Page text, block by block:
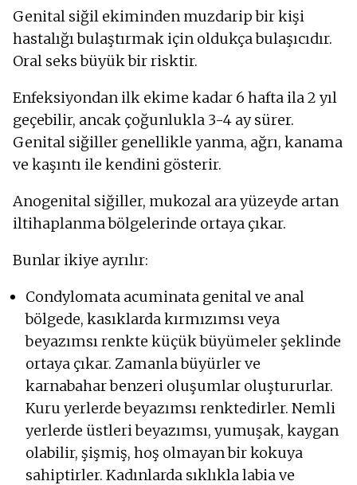
Genital siğil ekiminden muzdarip bir kişi
hastalığı bulaştırmak için oldukça bulaşıcıdır.
Oral seks büyük bir risktir.
Enfeksiyondan ilk ekime kadar 6 hafta ila 2 yıl
geçebilir, ancak çoğunlukla 3-4 ay sürer.
Genital siğiller genellikle yanma, ağrı, kanama
ve kaşıntı ile kendini gösterir.
Anogenital siğiller, mukozal ara yüzeyde artan
iltihaplanma bölgelerinde ortaya çıkar.
Bunlar ikiye ayrılır:
Condylomata acuminata genital ve anal
bölgede, kasıklarda kırmızımsı veya
beyazımsı renkte küçük büyümeler şeklinde
ortaya çıkar. Zamanla büyürler ve
karnabahar benzeri oluşumlar oluştururlar.
Kuru yerlerde beyazımsı renktedirler. Nemli
yerlerde üstleri beyazımsı, yumuşak, kaygan
olabilir, şişmiş, hoş olmayan bir kokuya
sahiptirler. Kadınlarda sıklıkla labia ve